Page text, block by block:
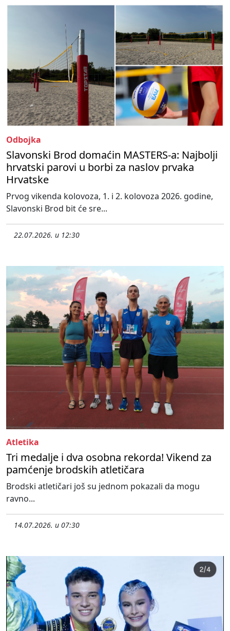
Odbojka
Slavonski Brod domaćin MASTERS-a: Najbolji
hrvatski parovi u borbi za naslov prvaka
Hrvatske
Prvog vikenda kolovoza, 1. i 2. kolovoza 2026. godine,
Slavonski Brod bit će sre...
22.07.2026. u 12:30
Atletika
Tri medalje i dva osobna rekorda! Vikend za
pamćenje brodskih atletičara
Brodski atletičari još su jednom pokazali da mogu
ravno...
14.07.2026. u 07:30